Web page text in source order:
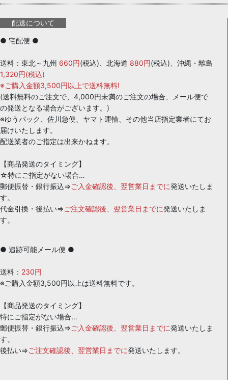
配送について
● 宅配便 ●
送料：東北～九州 660円(税込)、北海道 880円(税込)、沖縄・離島
1,320円(税込)
※ご購入金額3,500円以上で送料無料!
(送料無料のご注文で、4,000円未満のご注文の場合、メール便で
の発送となる場合がございます。)
※ゆうパック、佐川急便、ヤマト運輸、その他当店指定業者にてお
届けいたします。
配送業者のご指定は出来かねます。
【商品発送のタイミング】
☆特にご指定がない場合…
郵便振替・銀行振込⇒ご入金確認後、翌営業日までに発送いたしま
す。
代金引換・後払い⇒ご注文確認後、翌営業日までに発送いたしま
す。
● 追跡可能メール便 ●
送料： 230円
※ご購入金額3,500円以上は送料無料です。
【商品発送のタイミング】
特にご指定がない場合…
郵便振替・銀行振込⇒ご入金確認後、翌営業日までに発送いたしま
す。
後払い⇒ご注文確認後、翌営業日までに発送いたします。